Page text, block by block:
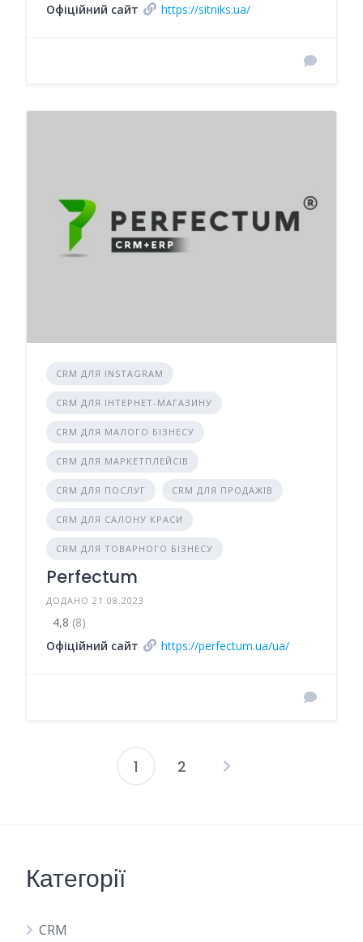
Офіційний сайт
https://sitniks.ua/
CRM ДЛЯ INSTAGRAM
CRM ДЛЯ ІНТЕРНЕТ-МАГАЗИНУ
CRM ДЛЯ МАЛОГО БІЗНЕСУ
CRM ДЛЯ МАРКЕТПЛЕЙСІВ
CRM ДЛЯ ПОСЛУГ CRM ДЛЯ ПРОДАЖІВ
CRM ДЛЯ САЛОНУ КРАСИ
CRM ДЛЯ ТОВАРНОГО БІЗНЕСУ
Perfectum
ДОДАНО 21.08.2023
4,8 (8)
Офіційний сайт
https://perfectum.ua/ua/
Навігація
1 2
Категорії
CRM